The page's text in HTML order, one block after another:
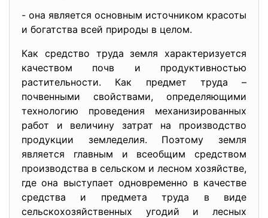
- она является основным источником красоты
и богатства всей природы в целом.
Как средство труда земля характеризуется
качеством почв и продуктивностью
растительности. Как предмет труда –
почвенными свойствами, определяющими
технологию проведения механизированных
работ и величину затрат на производство
продукции земледелия. Поэтому земля
является главным и всеобщим средством
производства в сельском и лесном хозяйстве,
где она выступает одновременно в качестве
средства и предмета труда в виде
сельскохозяйственных угодий и лесных